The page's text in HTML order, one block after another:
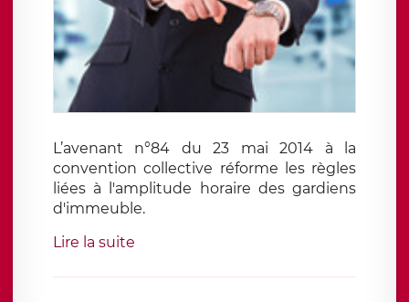
L’avenant n°84 du 23 mai 2014 à la
convention collective réforme les règles
liées à l'amplitude horaire des gardiens
d'immeuble.
Lire la suite